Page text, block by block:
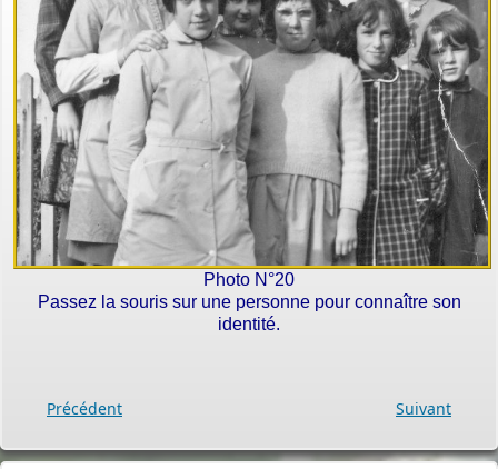
Photo N°20
Passez la souris sur une personne pour connaître son
identité.
Précédent Suivant
PERMIS DE CONSTRUIRE- DECLARATION PREALABLE
dorénavant en ligne
Depuis le 3 janvier 2022, vous pouvez profiter de lasaisine par
voie électronique (SVE)pour déposer votre demande
d’autorisation d’urbanisme
(Permis de construire, d’aménager et de démolir, déclaration
préalable et certificat d’urbanisme) avec les mêmes garanties de
réception
et de prise en compte de votre dossier qu’un dépôt par papier.
Nous vous proposons un téléservice, destiné aux particuliers
comme aux professionnels,
démarche simplifiée.